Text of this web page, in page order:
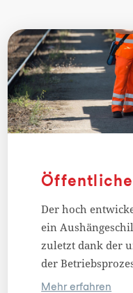
Der hoch
ein
zuletzt dank der
der
Mehr erfahren